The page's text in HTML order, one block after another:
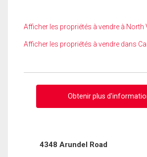
Afficher les propriétés à vendre à North
Afficher les propriétés à vendre dans
Obtenir plus
4348 Arundel Road